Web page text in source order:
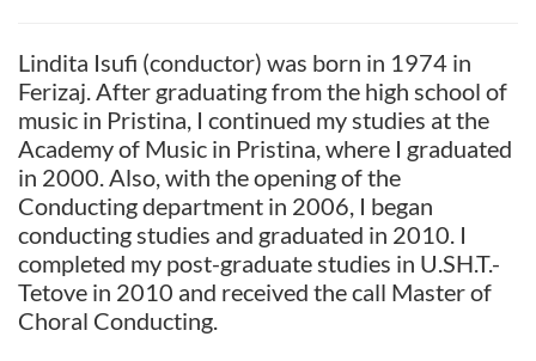
Lindita Isufi (conductor) was born in 1974 in
Ferizaj. After graduating from the high school of
music in Pristina, I continued my studies at the
Academy of Music in Pristina, where I graduated
in 2000. Also, with the opening of the
Conducting department in 2006, I began
conducting studies and graduated in 2010. I
completed my post-graduate studies in U.SH.T.-
Tetove in 2010 and received the call Master of
Choral Conducting.